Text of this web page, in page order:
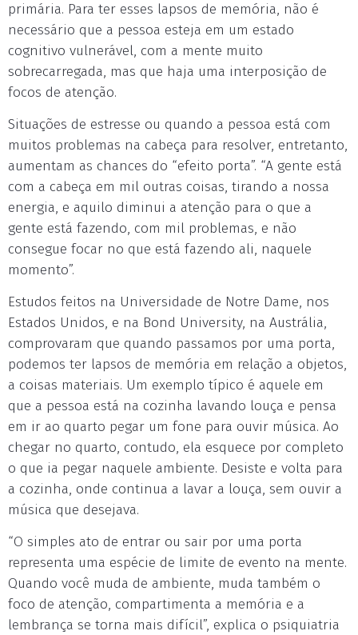
primária. Para ter esses lapsos de memória, não é
necessário que a pessoa esteja em um estado
cognitivo vulnerável, com a mente muito
sobrecarregada, mas que haja uma interposição de
focos de atenção.
Situações de estresse ou quando a pessoa está com
muitos problemas na cabeça para resolver, entretanto,
aumentam as chances do “efeito porta”. “A gente está
com a cabeça em mil outras coisas, tirando a nossa
energia, e aquilo diminui a atenção para o que a
gente está fazendo, com mil problemas, e não
consegue focar no que está fazendo ali, naquele
momento”.
Estudos feitos na Universidade de Notre Dame, nos
Estados Unidos, e na Bond University, na Austrália,
comprovaram que quando passamos por uma porta,
podemos ter lapsos de memória em relação a objetos,
a coisas materiais. Um exemplo típico é aquele em
que a pessoa está na cozinha lavando louça e pensa
em ir ao quarto pegar um fone para ouvir música. Ao
chegar no quarto, contudo, ela esquece por completo
o que ia pegar naquele ambiente. Desiste e volta para
a cozinha, onde continua a lavar a louça, sem ouvir a
música que desejava.
“O simples ato de entrar ou sair por uma porta
representa uma espécie de limite de evento na mente.
Quando você muda de ambiente, muda também o
foco de atenção, compartimenta a memória e a
lembrança se torna mais difícil”, explica o psiquiatria